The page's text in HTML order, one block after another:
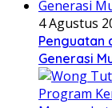
4 Agustus
Penguatan
Generasi